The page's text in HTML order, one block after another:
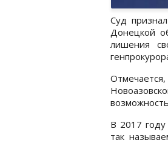
Суд
Донецкой
лишения
В 2017 году
так